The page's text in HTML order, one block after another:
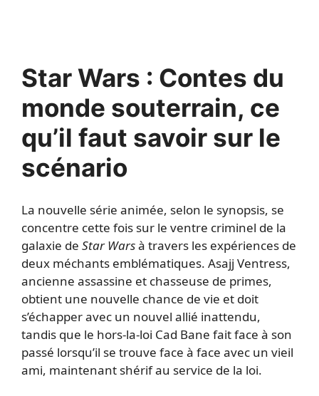
Star Wars : Contes du
monde souterrain, ce
qu’il faut savoir sur le
scénario
La nouvelle série animée, selon le synopsis, se
concentre cette fois sur le ventre criminel de la
galaxie de Star Warsà travers les expériences de
deux méchants emblématiques. Asajj Ventress,
ancienne assassine et chasseuse de primes,
obtient une nouvelle chance de vie et doit
s’échapper avec un nouvel allié inattendu,
tandis que le hors-la-loi Cad Bane fait face à son
passé lorsqu’il se trouve face à face avec un vieil
ami, maintenant shérif au service de la loi.